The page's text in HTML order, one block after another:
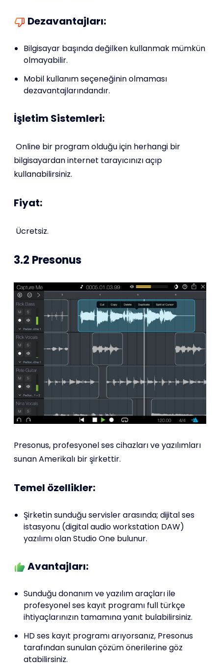
Dezavantajları:
Bilgisayar başında değilken kullanmak mümkün
olmayabilir.
Mobil kullanım seçeneğinin olmaması
dezavantajlarındandır.
İşletim Sistemleri:
Online bir program olduğu için herhangi bir
bilgisayardan internet tarayıcınızı açıp
kullanabilirsiniz.
Fiyat:
Ücretsiz.
3.2 Presonus
Presonus, profesyonel ses cihazları ve yazılımları
sunan Amerikalı bir şirkettir.
Temel özellikler:
Şirketin sunduğu servisler arasında; dijital ses
istasyonu (digital audio workstation DAW)
yazılımı olan Studio One bulunur.
Avantajları:
Sunduğu donanım ve yazılım araçları ile
profesyonel ses kayıt programı full türkçe
ihtiyaçlarınızın tamamına yanıt bulabilirsiniz.
HD ses kayıt programı arıyorsanız, Presonus
tarafından sunulan çözüm önerilerine göz
atabilirsiniz.